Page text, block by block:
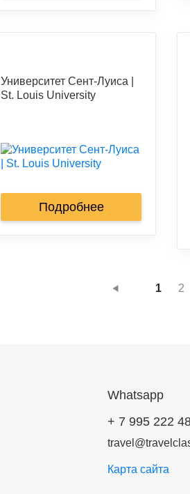
Университет Сент-Луиса |
St. Louis University
Подробнее
1 2
Whatsapp
+ 7 995 222
Карта сайта